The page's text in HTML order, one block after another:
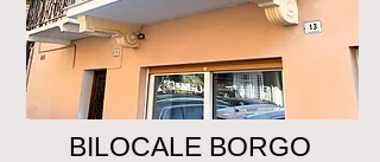
BILOCALE BORGO